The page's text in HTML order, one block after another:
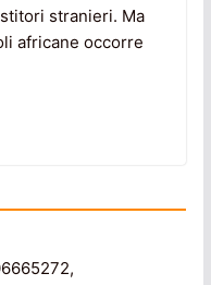
stranieri. Ma
africane occorre